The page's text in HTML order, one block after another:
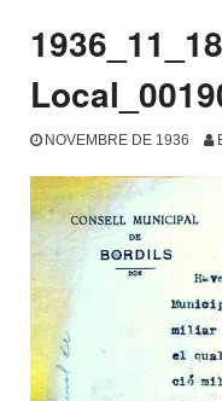
NOVEMBRE DE 1936